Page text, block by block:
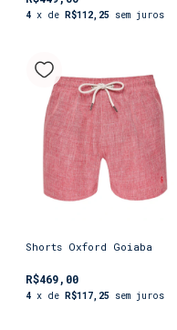
4 x de R$112,25 sem juros
Shorts Oxford Goiaba
R$469,00
4 x de R$117,25 sem juros